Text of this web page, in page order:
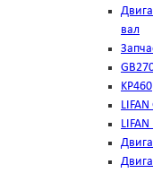
вал
KP460
LIFAN
LIFAN